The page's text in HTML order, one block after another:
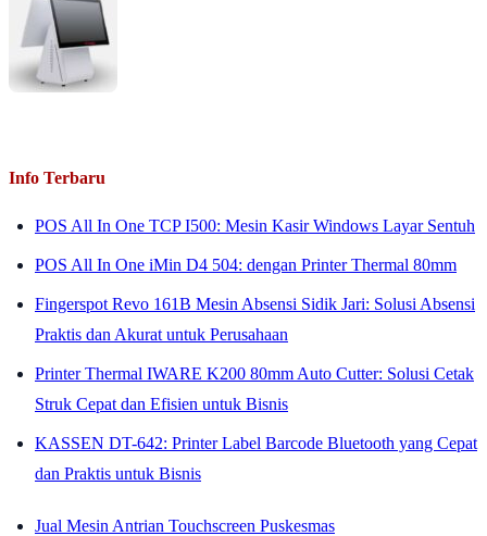
Info Terbaru
POS All In One TCP I500: Mesin Kasir Windows Layar Sentuh
POS All In One iMin D4 504: dengan Printer Thermal 80mm
Fingerspot Revo 161B Mesin Absensi Sidik Jari: Solusi Absensi
Praktis dan Akurat untuk Perusahaan
Printer Thermal IWARE K200 80mm Auto Cutter: Solusi Cetak
Struk Cepat dan Efisien untuk Bisnis
KASSEN DT-642: Printer Label Barcode Bluetooth yang Cepat
dan Praktis untuk Bisnis
Jual Mesin Antrian Touchscreen Puskesmas